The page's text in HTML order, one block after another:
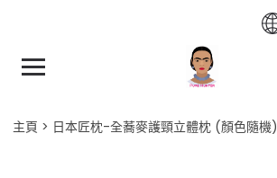
主頁 日本匠枕-全蕎麥護頸立體枕 (顏色隨機)